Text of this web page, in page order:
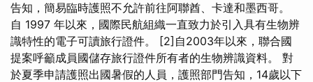
告知，簡易臨時護照不允許前往阿聯酋、卡達和墨西哥。
自 1997 年以來，國際民航組織一直致力於引入具有生物辨
識特性的電子可讀旅行證件。 [2]自2003年以來，聯合國
提案呼籲成員國儲存旅行證件所有者的生物辨識資料。 對
於夏季申請護照出國暑假的人員，護照部門告知，14歲以下